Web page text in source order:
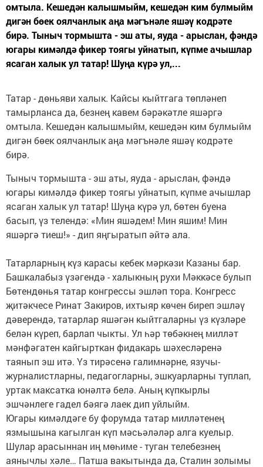
омтыла. Кешедән калышмыйм, кешедән ким булмыйм
дигән бөек оялчанлык аңа мәгънәле яшәү кодрәте
бирә. Тыныч тормышта - эш аты, яуда - арыслан, фәндә
югары кимәлдә фикер тоягы уйнатып, күпме ачышлар
ясаган халык ул татар! Шуңа күрә ул,...
Татар - дөньяви халык. Кайсы кыйтгага төпләнеп
тамырланса да, безнең кавем бәрәкәтле яшәргә
омтыла. Кешедән калышмыйм, кешедән ким булмыйм
дигән бөек оялчанлык аңа мәгънәле яшәү кодрәте
бирә.
Тыныч тормышта - эш аты, яуда - арыслан, фәндә
югары кимәлдә фикер тоягы уйнатып, күпме ачышлар
ясаган халык ул татар! Шуңа күрә ул, бөтен буена
басып, үз телендә: «Мин яшәдем! Мин яшим! Мин
яшәргә тиеш!» - дип яңгыратып әйтә ала.
Татарларның күз карасы кебек мәркәзи Казаны бар.
Башкалабыз үзәгендә - халыкның рухи Мәккәсе булып
Бөтендөнья татар конгрессы эшләп тора. Конгресс
җитәкчесе Ринат Закиров, ихтыяр көчен биреп эшләү
дәверендә, татарлар яшәгән кыйтгаларны үз күзләре
белән күреп, барлап чыкты. Ул һәр төбәкнең милләт
мәнфәгатен кайгырткан фидакарь шәхесләренә
таянып эш итә. Үз тирәсенә галимнәрне, язучы-
журналистларны, педагогларны, эшкуарларны туплап,
уртак максатка юнәлтә белә. Аның күпкырлы
эшчәнлеге гадел бәягә лаек дип уйлыйм.
Югары кимәлдәге бу форумда татар милләтенең
язмышына кагылган күп мәсьәләләр алга куелыр.
Шулар арасыннан иң мөһиме - туган телебезнең
аянычлы хәле… Патша вакытында да, Сталин золымы